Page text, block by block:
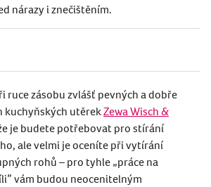
nárazy i znečištěním.
ruce zásobu zvlášť pevných a dobře
kuchyňských utěrekZewa Wisch &
je budete potřebovat pro stírání
ale velmi je oceníte při vytírání
rohů – pro tyhle „práce na
vám budou neocenitelným